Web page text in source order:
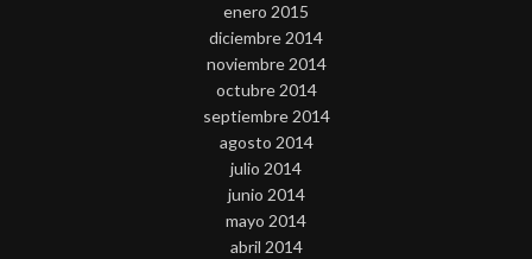
enero 2015
diciembre 2014
noviembre 2014
octubre 2014
septiembre 2014
agosto 2014
julio 2014
junio 2014
mayo 2014
abril 2014